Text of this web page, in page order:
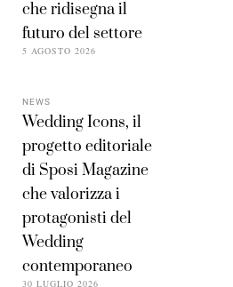
che ridisegna il
futuro del settore
5 AGOSTO 2026
NEWS
Wedding Icons, il
progetto editoriale
di Sposi Magazine
che valorizza i
protagonisti del
Wedding
contemporaneo
30 LUGLIO 2026